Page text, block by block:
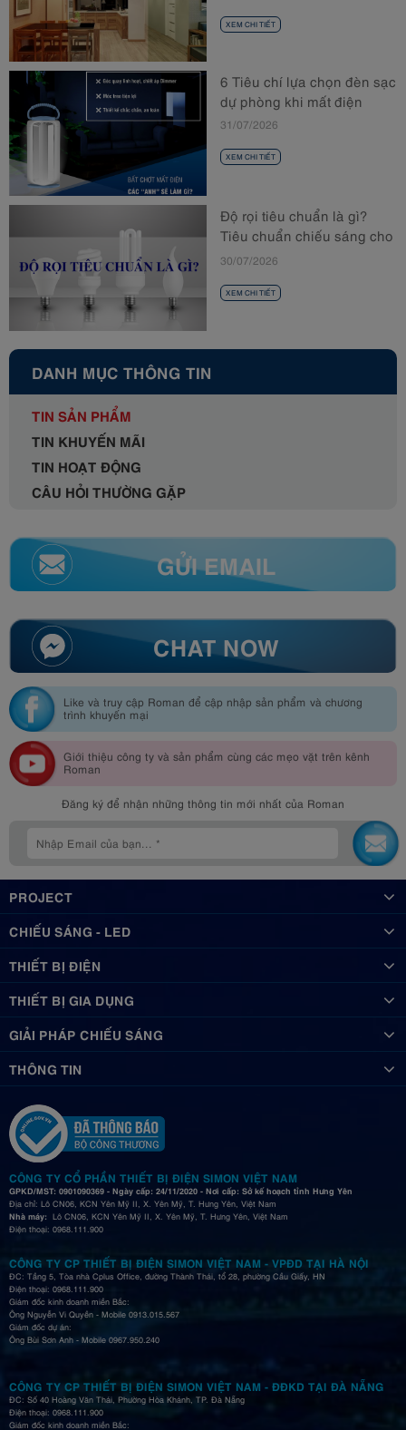
XEM CHI TIẾT
6 Tiêu chí lựa chọn đèn sạc
dự phòng khi mất điện
31/07/2026
XEM CHI TIẾT
Độ rọi tiêu chuẩn là gì?
Tiêu chuẩn chiếu sáng cho
từng không gian
30/07/2026
XEM CHI TIẾT
DANH MỤC THÔNG TIN
TIN SẢN PHẨM
TIN KHUYẾN MÃI
TIN HOẠT ĐỘNG
CÂU HỎI THƯỜNG GẶP
GỬI EMAIL
CHAT NOW
Like và truy cập Roman để cập nhập sản phẩm và chương
trình khuyến mại
Giới thiệu công ty và sản phẩm cùng các mẹo vặt trên kênh
Roman
Đăng ký để nhận những thông tin mới nhất của Roman
PROJECT
CHIẾU SÁNG - LED
THIẾT BỊ ĐIỆN
THIẾT BỊ GIA DỤNG
GIẢI PHÁP CHIẾU SÁNG
THÔNG TIN
CÔNG TY CỔ PHẦN THIẾT BỊ ĐIỆN SIMON VIỆT NAM
GPKD/MST: 0901090369 - Ngày cấp: 24/11/2020 - Nơi cấp: Sở kế hoạch tỉnh Hưng Yên
Địa chỉ: Lô CN06, KCN Yên Mỹ II, X. Yên Mỹ, T. Hưng Yên, Việt Nam
Nhà máy: Lô CN06, KCN Yên Mỹ II, X. Yên Mỹ, T. Hưng Yên, Việt Nam
Điện thoại: 0968.111.900
CÔNG TY CP THIẾT BỊ ĐIỆN SIMON VIỆT NAM - VPĐD TẠI HÀ NỘI
ĐC: Tầng 5, Tòa nhà Cplus Office, đường Thành Thái, tổ 28, phường Cầu Giấy, HN
Điện thoại: 0968.111.900
Giám đốc kinh doanh miền Bắc:
Ông Nguyễn Vi Quyền - Mobile 0913.015.567
Giám đốc dự án:
Ông Bùi Sơn Anh - Mobile 0967.950.240
CÔNG TY CP THIẾT BỊ ĐIỆN SIMON VIỆT NAM - ĐĐKD TẠI ĐÀ NẴNG
ĐC: Số 40 Hoàng Văn Thái, Phường Hòa Khánh, TP. Đà Nẵng
Điện thoại: 0968.111.900
Giám đốc kinh doanh miền Bắc: